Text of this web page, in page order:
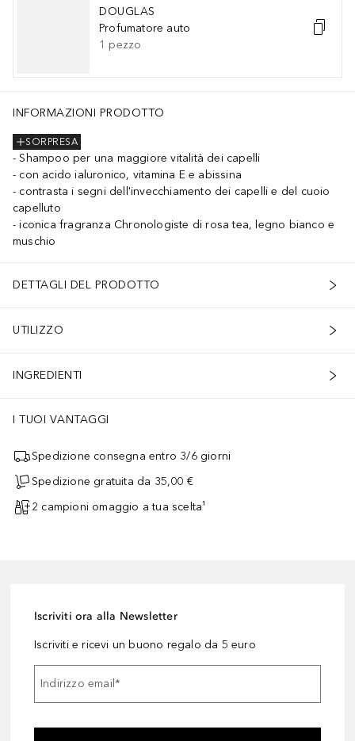
DOUGLAS
Profumatore auto
1 pezzo
INFORMAZIONI PRODOTTO
SORPRESA
Shampoo per una maggiore vitalità dei capelli
con acido ialuronico, vitamina E e abissina
contrasta i segni dell'invecchiamento dei capelli e del cuoio
capelluto
iconica fragranza Chronologiste di rosa tea, legno bianco e
muschio
DETTAGLI DEL PRODOTTO
UTILIZZO
INGREDIENTI
I TUOI VANTAGGI
Spedizione consegna entro 3/6 giorni
Spedizione gratuita da 35,00 €
2 campioni omaggio a tua scelta¹
Iscriviti ora alla Newsletter
Iscriviti e ricevi un buono regalo da 5 euro
Indirizzo email*